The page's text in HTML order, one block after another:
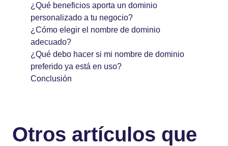
¿Qué beneficios aporta un dominio
personalizado a tu negocio?
¿Cómo elegir el nombre de dominio
adecuado?
¿Qué debo hacer si mi nombre de dominio
preferido ya está en uso?
Conclusión
Otros artículos que